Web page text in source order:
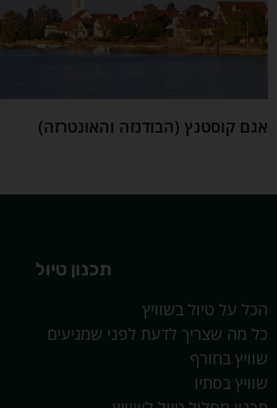
אגם קוסטנץ (הבודנזה והאונטרזה)
תכנון טיול
הכל על טיול בשוויץ
כל מה שצריך לדעת לפני שמגיעים
שוויץ בחורף
שוויץ בסתיו